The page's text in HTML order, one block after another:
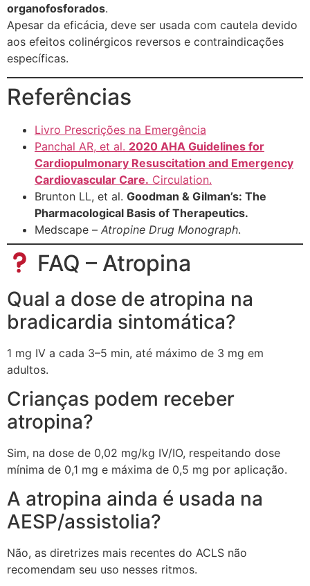
organofosforados.
Apesar da eficácia, deve ser usada com cautela devido
aos efeitos colinérgicos reversos e contraindicações
específicas.
Referências
Livro Prescrições na Emergência
Panchal AR, et al. 2020 AHA Guidelines for
Cardiopulmonary Resuscitation and Emergency
Cardiovascular Care. Circulation.
Brunton LL, et al. Goodman & Gilman’s: The
Pharmacological Basis of Therapeutics.
Medscape – Atropine Drug Monograph.
FAQ – Atropina
Qual a dose de atropina na
bradicardia sintomática?
1 mg IV a cada 3–5 min, até máximo de 3 mg em
adultos.
Crianças podem receber
atropina?
Sim, na dose de 0,02 mg/kg IV/IO, respeitando dose
mínima de 0,1 mg e máxima de 0,5 mg por aplicação.
A atropina ainda é usada na
AESP/assistolia?
Não, as diretrizes mais recentes do ACLS não
recomendam seu uso nesses ritmos.